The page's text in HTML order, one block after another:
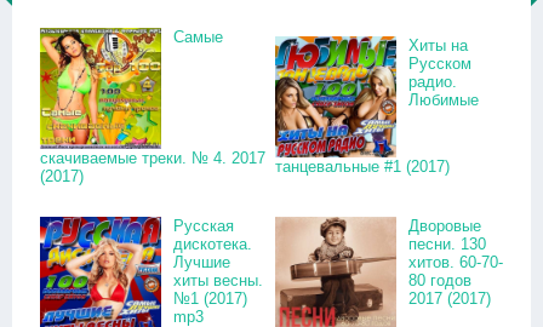
Самые
скачиваемые треки. № 4. 2017
(2017)
Хиты на
Русском
радио.
Любимые
танцевальные #1 (2017)
Русская
дискотека.
Лучшие
хиты весны.
№1 (2017)
mp3
Дворовые
песни. 130
хитов. 60-70-
80 годов
2017 (2017)